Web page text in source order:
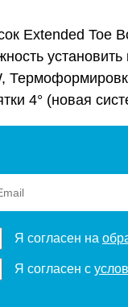
Extended Toe
4° (новая
Я согласен на
Я согласен с